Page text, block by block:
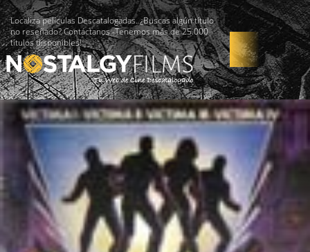
Localiza películas Descatalogadas. ¿Buscas algún título
no reseñado? Contáctanos -Tenemos más de 25.000
títulos disponibles!